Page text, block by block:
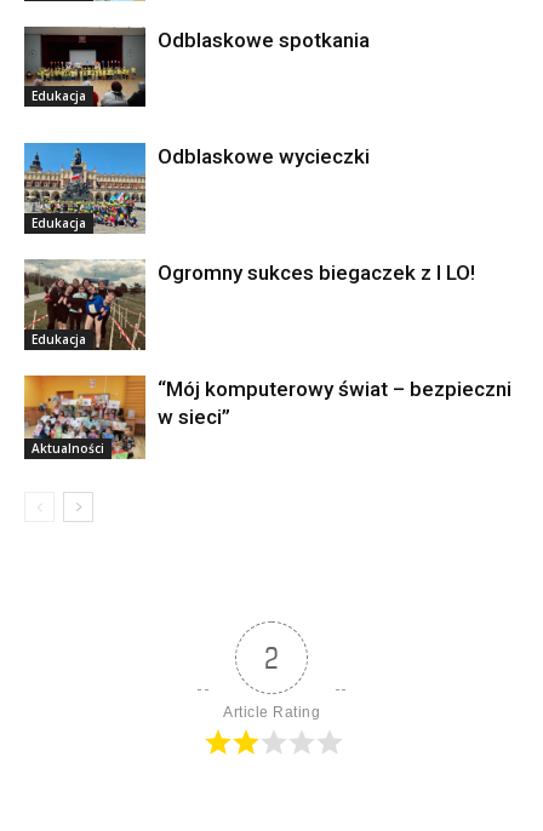
Edukacja
Odblaskowe spotkania
Edukacja
Odblaskowe wycieczki
Edukacja
Ogromny sukces biegaczek z I LO!
Aktualności
“Mój komputerowy świat – bezpieczni
w sieci”
2
Article Rating